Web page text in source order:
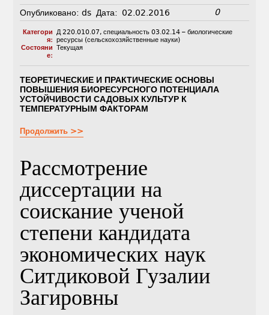
Опубликовано: ds Дата: 02.02.2016 0
Категори
я:
Д 220.010.07, специальность 03.02.14 – биологические
ресурсы (сельскохозяйственные науки)
Состояни
е:
Текущая
ТЕОРЕТИЧЕСКИЕ И ПРАКТИЧЕСКИЕ ОСНОВЫ
ПОВЫШЕНИЯ БИОРЕСУРСНОГО ПОТЕНЦИАЛА
УСТОЙЧИВОСТИ САДОВЫХ КУЛЬТУР К
ТЕМПЕРАТУРНЫМ ФАКТОРАМ
Продолжить >>
Рассмотрение
диссертации на
соискание ученой
степени кандидата
экономических наук
Ситдиковой Гузалии
Загировны